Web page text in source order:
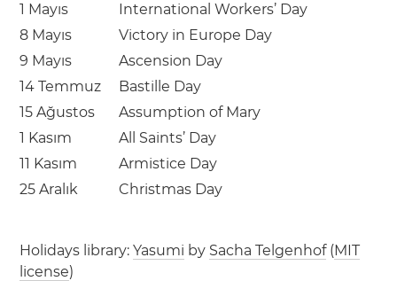
1 Mayıs
International Workers’ Day
8 Mayıs
Victory in Europe Day
9 Mayıs
Ascension Day
14 Temmuz
Bastille Day
15 Ağustos
Assumption of Mary
1 Kasım
All Saints’ Day
11 Kasım
Armistice Day
25 Aralık
Christmas Day
Holidays library:Yasumi by Sacha Telgenhof(MIT
license)